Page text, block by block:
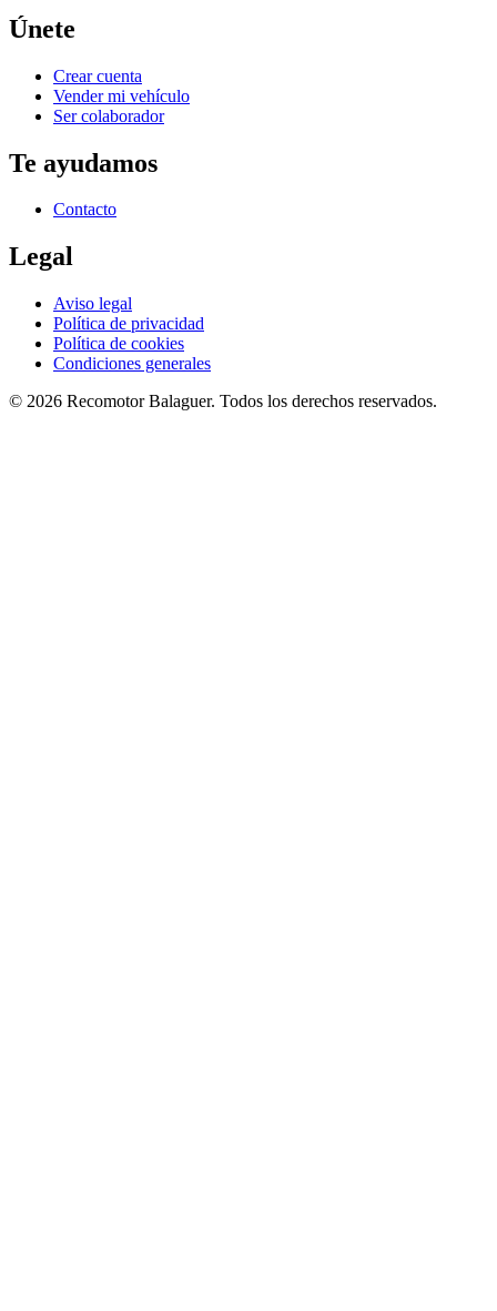
Únete
Crear cuenta
Vender mi vehículo
Ser colaborador
Te ayudamos
Contacto
Legal
Aviso legal
Política de privacidad
Política de cookies
Condiciones generales
© 2026 RecomotorBalaguer. Todos los derechos reservados.